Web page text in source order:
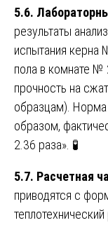
5.6.
результаты
испытания керна
пола в комнате №
прочность на
образцам).
образом,
2.36 раза». 🧪
5.7. Расчетная
приводятся с